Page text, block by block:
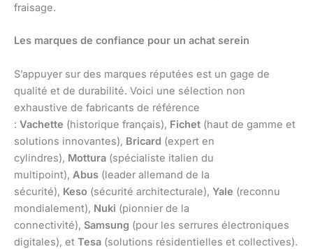
fraisage.
Les marques de confiance pour un achat serein
S’appuyer sur des marques réputées est un gage de
qualité et de durabilité. Voici une sélection non
exhaustive de fabricants de référence
: Vachette (historique français), Fichet (haut de gamme et
solutions innovantes), Bricard (expert en
cylindres), Mottura (spécialiste italien du
multipoint), Abus (leader allemand de la
sécurité), Keso (sécurité architecturale), Yale (reconnu
mondialement), Nuki (pionnier de la
connectivité), Samsung (pour les serrures électroniques
digitales), et Tesa (solutions résidentielles et collectives).